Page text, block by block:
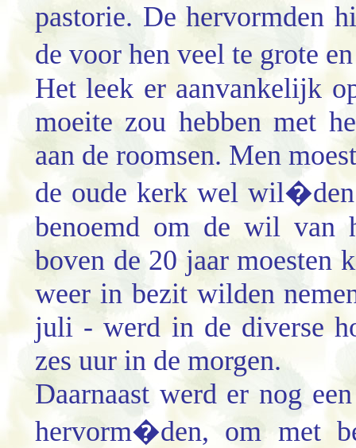
pastorie. De hervormden
de voor hen veel te grote
Het leek er aanvankelijk
moeite zou hebben met
aan de roomsen. Men
de oude kerk wel
benoemd om de wil van
boven de 20 jaar moesten
weer in bezit wilden
juli - werd in de diverse
zes uur in de morgen.
Daarnaast werd er nog
hervorm�den, om met